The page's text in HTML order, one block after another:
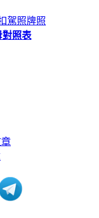
駕照牌照
對照表